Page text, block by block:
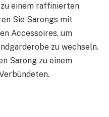
einem raffinierten
Sie Sarongs mit
Accessoires, um
zu wechseln.
Sarong zu einem